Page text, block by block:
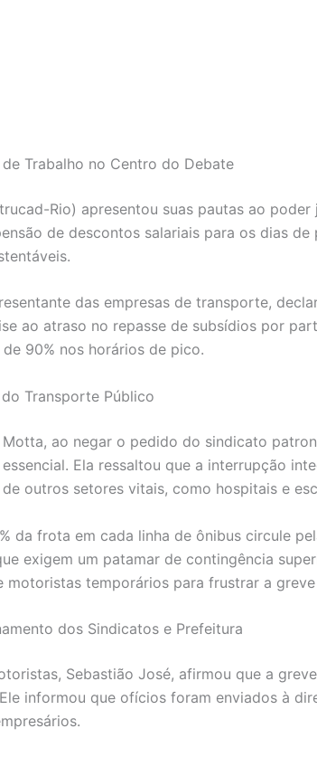
Trabalho no Centro do Debate
Rio) apresentou suas pautas ao
de descontos salariais para os dias
das empresas de transporte,
ao atraso no repasse de subsídios por
90% nos horários de pico.
Transporte Público
ao negar o pedido do sindicato
Ela ressaltou que a interrupção
outros setores vitais, como hospitais e
da frota em cada linha de ônibus circule
exigem um patamar de contingência
temporários para frustrar a
dos Sindicatos e Prefeitura
Sebastião José, afirmou que a
informou que ofícios foram enviados à